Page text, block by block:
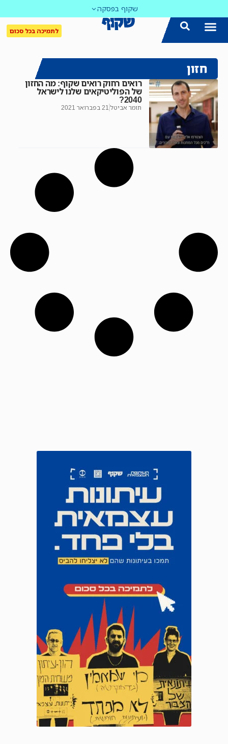
שקוף בפסקה
לתמיכה בכל סכום
חזון
רואים רחוק רואים שקוף: מה החזון
של הפוליטיקאים שלנו לישראל
2040?
תומר אביטל 21 בפברואר 2021